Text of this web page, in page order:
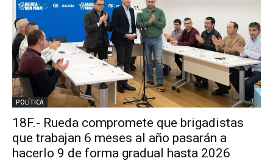
POLÍTICA
18F.- Rueda compromete que brigadistas
que trabajan 6 meses al año pasarán a
hacerlo 9 de forma gradual hasta 2026